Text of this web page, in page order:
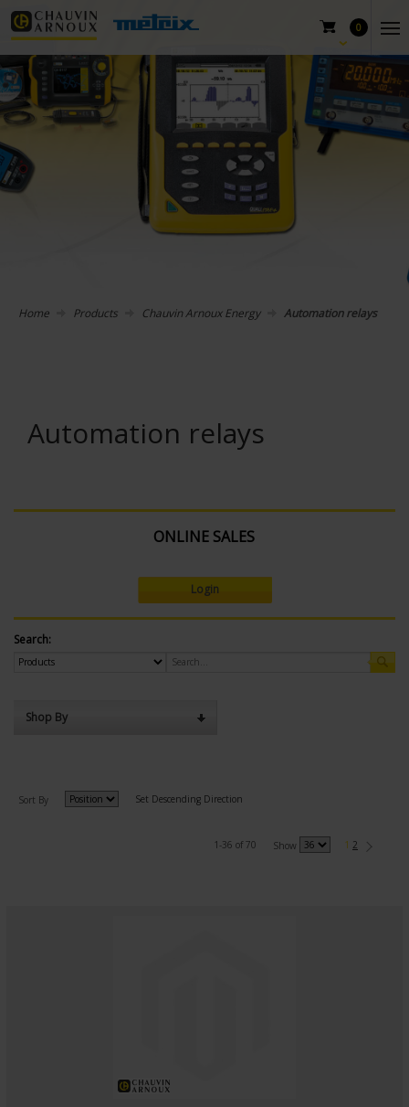
0
Home Products Chauvin Arnoux Energy Automation relays
Automation relays
ONLINE SALES
Login
Search:
Shop By
Sort By Set Descending Direction
1-36 of 70 Show 1 2